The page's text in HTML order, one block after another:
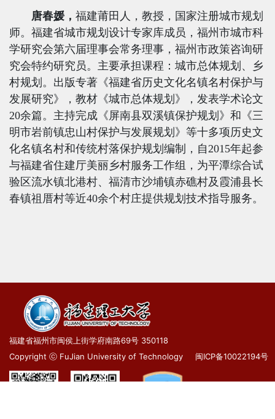
唐春媛， 福建莆田人，教授，国家注册城市规划
师。福建省城市规划设计专家库成员，福州市城市科
学研究会第六届理事会常务理事，福州市政策咨询研
究会特约研究员。主要承担课程：城市总体规划、乡
村规划。出版专著《福建省历史文化名镇名村保护与
发展研究》，教材《城市总体规划》，发表学术论文
20余篇。主持完成《屏南县双溪镇保护规划》和《三
明市岩前镇忠山村保护与发展规划》等十多项历史文
化名镇名村和传统村落保护规划编制，自2015年起参
与福建省住建厅美丽乡村服务工作组，为平潭综合试
验区流水镇北港村、福清市沙埔镇赤礁村及霞浦县长
春镇祖厝村等近40余个村庄提供规划技术指导服务。
福建省福州市闽侯上街学府南路69号 350118
Copyright ⓒ FuJian University of Technology
闽ICP备10022194号